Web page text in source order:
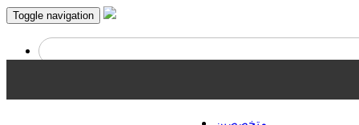
Toggle navigation